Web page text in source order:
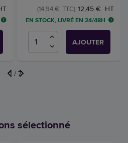
12,45 € HT
(14,94 € TTC)
EN STOCK, LIVRÉ EN 24/48H
AJOUTER
1 / 7
sélectionné